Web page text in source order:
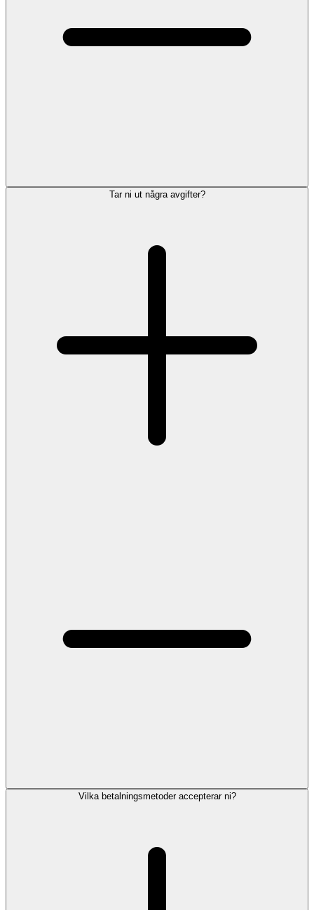
Tar ni ut några avgifter?
Vilka betalningsmetoder accepterar ni?